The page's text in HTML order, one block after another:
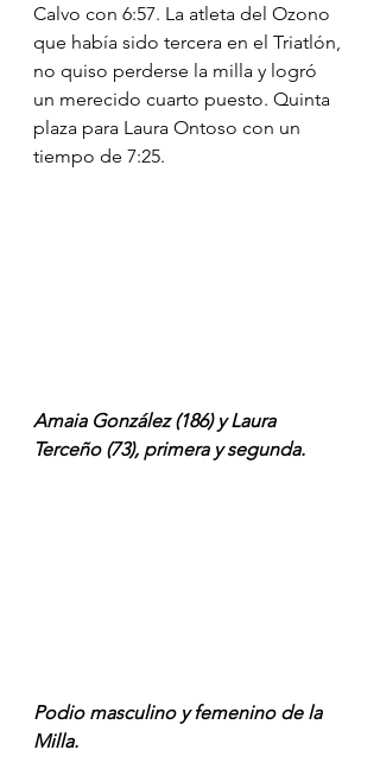
Calvo con 6:57. La atleta del Ozono
que había sido tercera en el Triatlón,
no quiso perderse la milla y logró
un merecido cuarto puesto. Quinta
plaza para Laura Ontoso con un
tiempo de 7:25.
Amaia González (186) y Laura
Terceño (73), primera y segunda.
Podio masculino y femenino de la
Milla.